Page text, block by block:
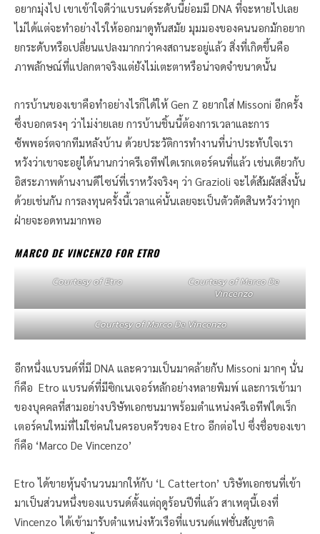
อยากมุ่งไป เขาเข้าใจดีว่าแบรนด์ระดับนี้ย่อมมี DNA ที่จะหายไปเลย
ไม่ได้แต่จะทำอย่างไรให้ออกมาดูทันสมัย มุมมองของคนนอกมักอยาก
ยกระดับหรือเปลี่ยนแปลงมากกว่าคงสถานะอยู่แล้ว สิ่งที่เกิดขึ้นคือ
ภาพลักษณ์ที่แปลกตาจริงแต่ยังไม่เตะตาหรือน่าจดจำขนาดนั้น
การบ้านของเขาคือทำอย่างไรก็ได้ให้ Gen Z อยากใส่ Missoni อีกครั้ง
ซึ่งบอกตรงๆ ว่าไม่ง่ายเลย การบ้านชิ้นนี้ต้องการเวลาและการ
ซัพพอร์ตจากทีมหลังบ้าน ด้วยประวัติการทำงานที่น่าประทับใจเรา
หวังว่าเขาจะอยู่ได้นานกว่าครีเอทีฟไดเรกเตอร์คนที่แล้ว เช่นเดียวกับ
อิสระภาพด้านงานดีไซน์ที่เราหวังจริงๆ ว่า Grazioli จะได้สัมผัสสิ่งนั้น
ด้วยเช่นกัน การลงทุนครั้งนี้เวลาแค่นั้นเลยจะเป็นตัวตัดสินหวังว่าทุก
ฝ่ายจะอดทนมากพอ
MARCO DE VINCENZO FOR ETRO
Courtesy of Etro
Courtesy of Marco De
Vincenzo
Courtesy of Marco De Vincenzo
อีกหนึ่งแบรนด์ที่มี DNA และความเป็นมาคล้ายกับ Missoni มากๆ นั่น
ก็คือ Etro แบรนด์ที่มีซิกเนเจอร์หลักอย่างหลายพิมพ์ และการเข้ามา
ของบุคคลที่สามอย่างบริษัทเอกชนมาพร้อมตำแหน่งครีเอทีฟไดเร็ก
เตอร์คนใหม่ที่ไม่ใช่คนในครอบครัวของ Etro อีกต่อไป ซึ่งชื่อของเขา
ก็คือ ‘Marco De Vincenzo’
Etro ได้ขายหุ้นจำนวนมากให้กับ ‘L Catterton’ บริษัทเอกชนที่เข้า
มาเป็นส่วนหนึ่งของแบรนด์ตั้งแต่ฤดูร้อนปีที่แล้ว สาเหตุนี้เองที่
Vincenzo ได้เข้ามารับตำแหน่งหัวเรือที่แบรนด์แฟชั่นสัญชาติ